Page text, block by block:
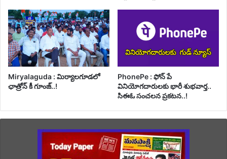
Miryalaguda : మిర్యాలగూడలో
ఛాత్రోన్ కీ గూంజ్..!
PhonePe : ఫోన్ పే
వినియోగదారులకు భారీ శుభవార్త..
సిఈఓ సంచలన ప్రకటన..!